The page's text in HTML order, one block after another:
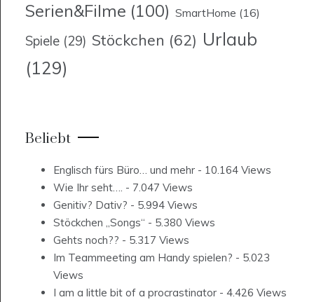
Serien&Filme (100) SmartHome (16)
Spiele (29) Stöckchen (62) Urlaub
(129)
Beliebt
Englisch fürs Büro… und mehr - 10.164 Views
Wie Ihr seht…. - 7.047 Views
Genitiv? Dativ? - 5.994 Views
Stöckchen „Songs“ - 5.380 Views
Gehts noch?? - 5.317 Views
Im Teammeeting am Handy spielen? - 5.023
Views
I am a little bit of a procrastinator - 4.426 Views